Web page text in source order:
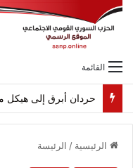
القائمة
حردان أبرق إلى هيكل
الرئيسية / الرئيسة